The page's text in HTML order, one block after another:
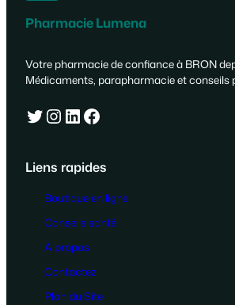
Pharmacie Lumena
Votre pharmacie de confiance à BRON
Médicaments, parapharmacie et conseils
Twitter InstagramLinkedIn Facebook
Liens rapides
Boutique en ligne
Conseils santé
À propos
Contactez
Plan du Site